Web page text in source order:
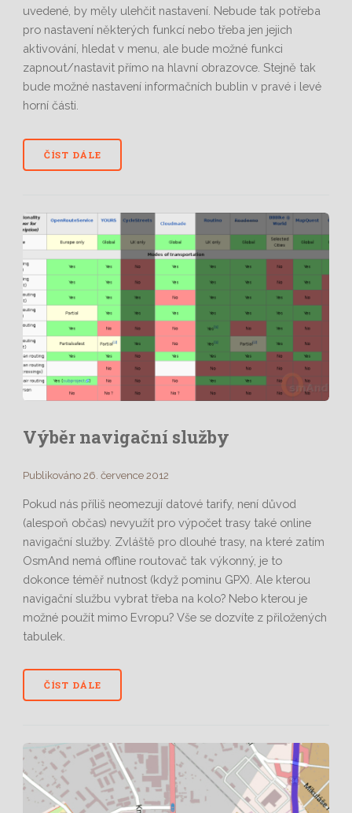
uvedené, by měly ulehčit nastavení. Nebude tak potřeba
pro nastavení některých funkcí nebo třeba jen jejich
aktivování, hledat v menu, ale bude možné funkci
zapnout/nastavit přímo na hlavní obrazovce. Stejně tak
bude možné nastavení informačních bublin v pravé i levé
horní části.
ČÍST DÁLE
Výběr navigační služby
Publikováno 26. července 2012
Pokud nás příliš neomezují datové tarify, není důvod
(alespoň občas) nevyužít pro výpočet trasy také online
navigační služby. Zvláště pro dlouhé trasy, na které zatím
OsmAnd nemá offline routovač tak výkonný, je to
dokonce téměř nutnost (když pominu GPX). Ale kterou
navigační službu vybrat třeba na kolo? Nebo kterou je
možné použít mimo Evropu? Vše se dozvíte z přiložených
tabulek.
ČÍST DÁLE